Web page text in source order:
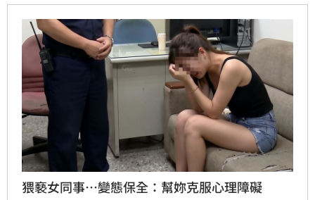
猥褻女同事…變態保全：幫妳克服心理障礙